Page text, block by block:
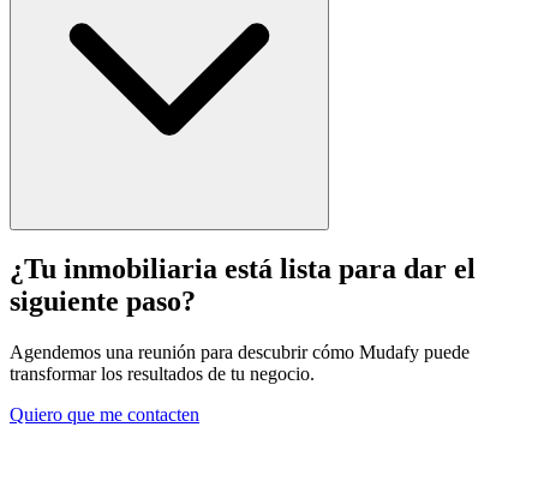
¿Tu inmobiliaria está lista para dar el
siguiente paso?
Agendemos una reunión para descubrir cómo Mudafy puede
transformar los resultados de tu negocio.
Quiero que me contacten